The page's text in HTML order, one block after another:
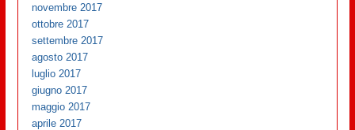
novembre 2017
ottobre 2017
settembre 2017
agosto 2017
luglio 2017
giugno 2017
maggio 2017
aprile 2017